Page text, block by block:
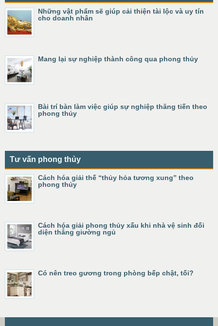
Những vật phẩm sẽ giúp cải thiện tài lộc và uy tín
cho doanh nhân
Mang lại sự nghiệp thành công qua phong thủy
Bài trí bàn làm việc giúp sự nghiệp thăng tiến theo
phong thủy
Tư vấn phong thủy
Cách hóa giải thế “thủy hỏa tương xung” theo
phong thủy
Cách hóa giải phong thủy xấu khi nhà vệ sinh đối
diện thẳng giường ngủ
Có nên treo gương trong phòng bếp chật, tối?